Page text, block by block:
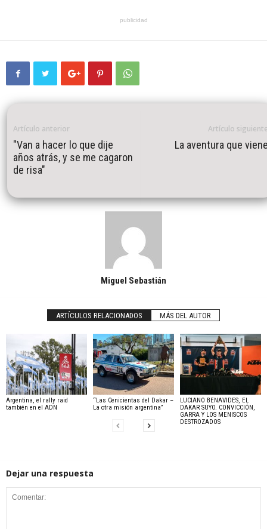
publicidad
Artículo anterior
"Van a hacer lo que dije
años atrás, y se me cagaron
de risa"
Artículo
La aventura que
Miguel Sebastián
ARTÍCULOS RELACIONADOS MÁS DEL AUTOR
Argentina, el rally raid
también en el ADN
“Las Cenicientas del Dakar –
La otra misión argentina”
LUCIANO BENAVIDES, EL
DAKAR SUYO. CONVICCIÓN,
GARRA Y LOS MENISCOS
DESTROZADOS
Dejar una respuesta